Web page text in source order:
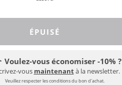
ÉPUISÉ
Voulez-vous économiser -10% ?
vous maintenantà la newsletter.
Veuillez respecter les conditions du bon d'achat.